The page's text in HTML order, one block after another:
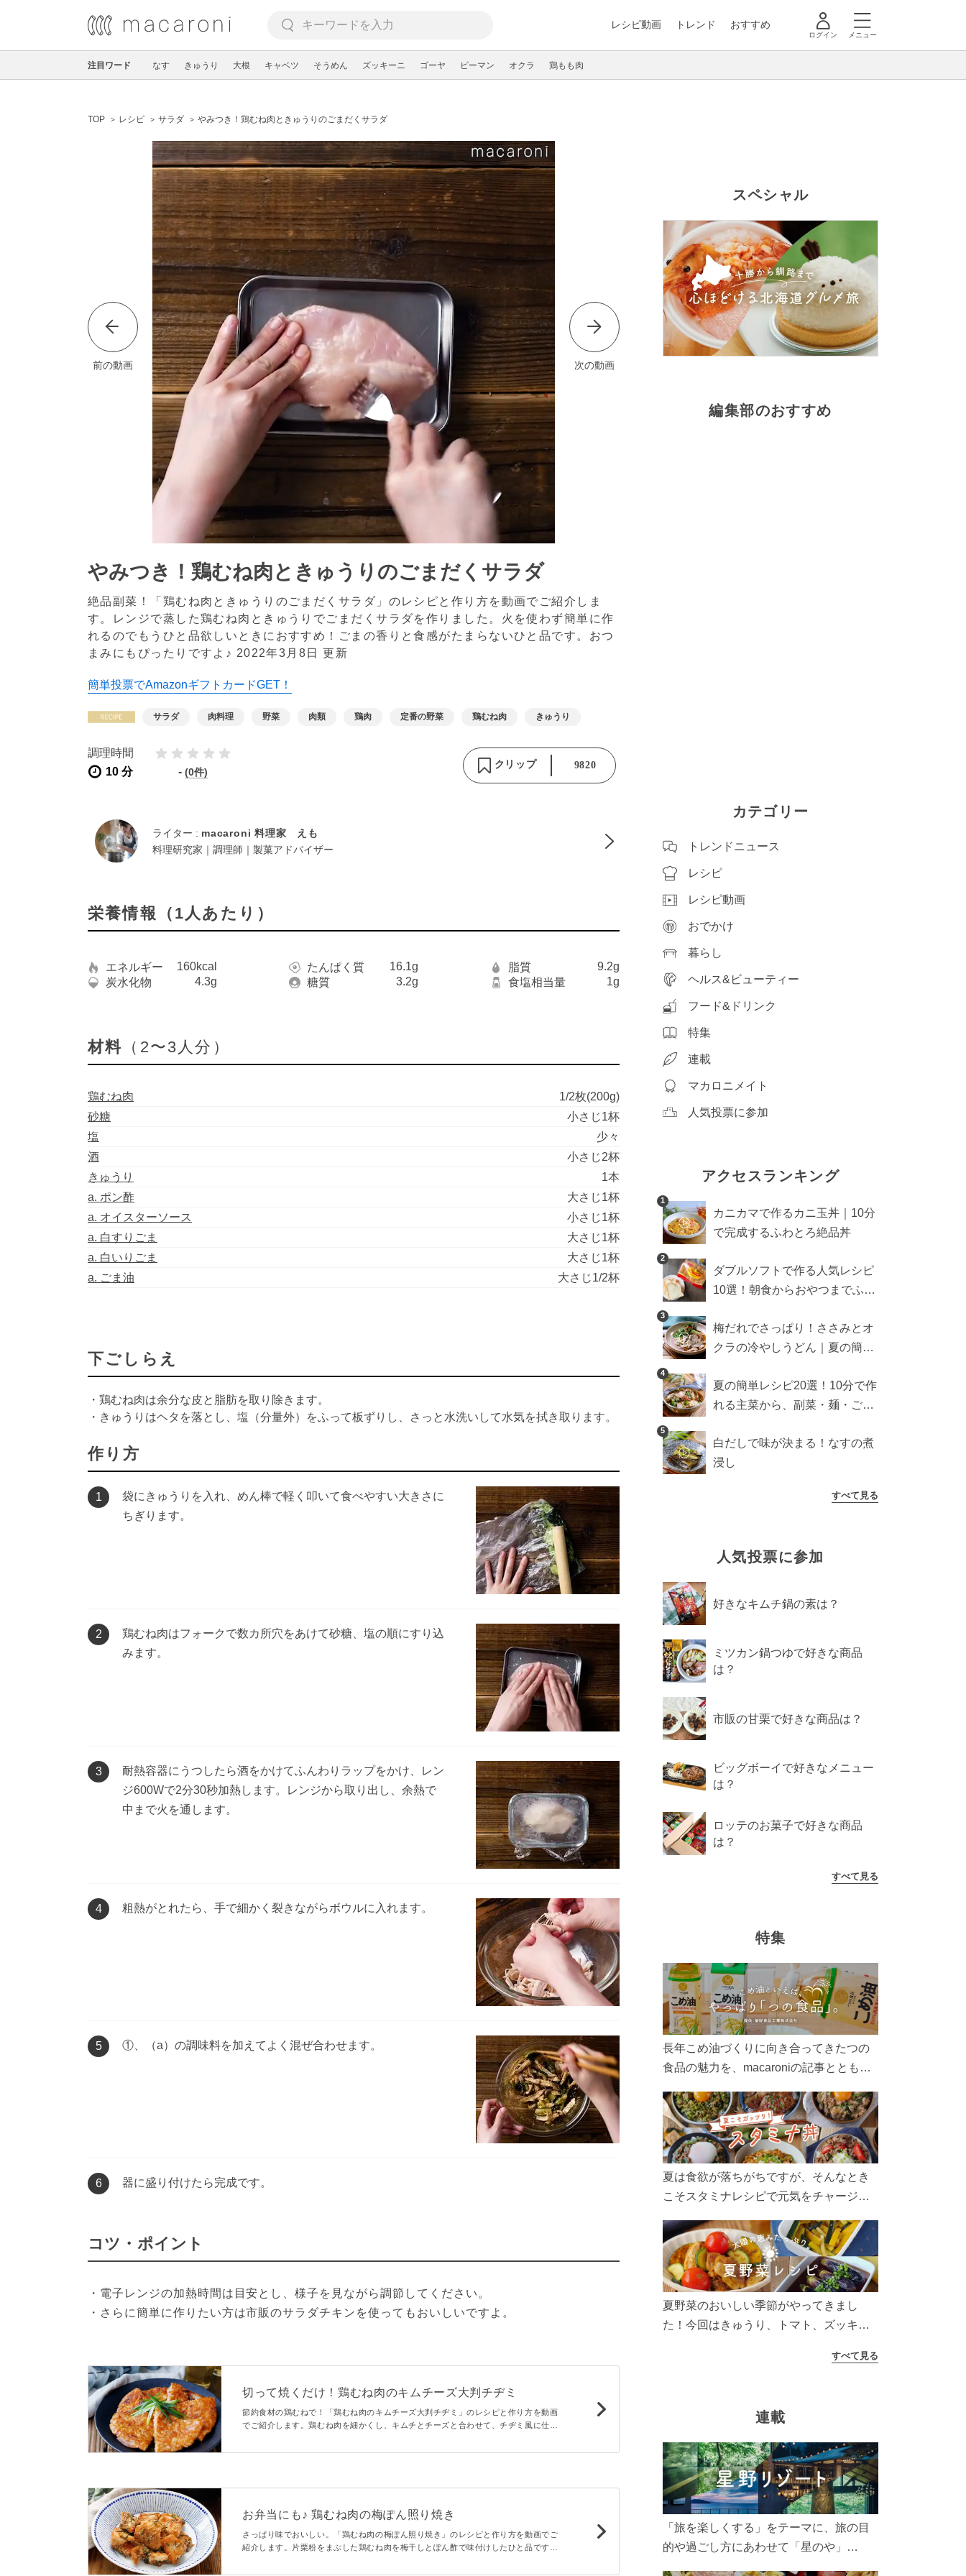
レシピ動画 トレンド おすすめ
ログイン メニュー
注目ワード なす きゅうり 大根 キャベツ そうめん ズッキーニ ゴーヤ ピーマン オクラ 鶏もも肉
TOP レシピ サラダ やみつき！鶏むね肉ときゅうりのごまだくサラダ
前の動画 次の動画
やみつき！鶏むね肉ときゅうりのごまだくサラダ
絶品副菜！「鶏むね肉ときゅうりのごまだくサラダ」のレシピと作り方を動画でご紹介しま
す。レンジで蒸した鶏むね肉ときゅうりでごまだくサラダを作りました。火を使わず簡単に作
れるのでもうひと品欲しいときにおすすめ！ごまの香りと食感がたまらないひと品です。おつ
まみにもぴったりですよ♪ 2022年3月8日 更新
簡単投票でAmazonギフトカードGET！
サラダ 肉料理 野菜 肉類 鶏肉 定番の野菜 鶏むね肉 きゅうり
調理時間
10 分
- (0件)
クリップ 9820
ライター : macaroni 料理家 えも
料理研究家｜調理師｜製菓アドバイザー
栄養情報（1人あたり）
エネルギー 160kcal たんぱく質 16.1g 脂質
9.2g
炭水化物
4.3g 糖質 3.2g 食塩相当量 1g
材料 （2〜3人分）
鶏むね肉
1/2枚(200g)
砂糖
小さじ1杯
塩
少々
酒
小さじ2杯
きゅうり
1本
a. ポン酢
大さじ1杯
a. オイスターソース
小さじ1杯
a. 白すりごま
大さじ1杯
a. 白いりごま
大さじ1杯
a. ごま油
大さじ1/2杯
下ごしらえ
・鶏むね肉は余分な皮と脂肪を取り除きます。
・きゅうりはヘタを落とし、塩（分量外）をふって板ずりし、さっと水洗いして水気を拭き取ります。
作り方
1
袋にきゅうりを入れ、めん棒で軽く叩いて食べやすい大きさに
ちぎります。
2
鶏むね肉はフォークで数カ所穴をあけて砂糖、塩の順にすり込
みます。
3
耐熱容器にうつしたら酒をかけてふんわりラップをかけ、レン
ジ600Wで2分30秒加熱します。レンジから取り出し、余熱で
中まで火を通します。
4 粗熱がとれたら、手で細かく裂きながらボウルに入れます。
5 ①、（a）の調味料を加えてよく混ぜ合わせます。
6 器に盛り付けたら完成です。
コツ・ポイント
・電子レンジの加熱時間は目安とし、様子を見ながら調節してください。
・さらに簡単に作りたい方は市販のサラダチキンを使ってもおいしいですよ。
切って焼くだけ！鶏むね肉のキムチーズ大判チヂミ
節約食材の鶏むねで！「鶏むね肉のキムチーズ大判チヂミ」のレシピと作り方を動画
でご紹介します。鶏むね肉を細かくし、キムチとチーズと合わせて、チヂミ風に仕上
群！フライパンごと食卓に出しても映えるひと品です。
お弁当にも♪ 鶏むね肉の梅ぽん照り焼き
さっぱり味でおいしい。「鶏むね肉の梅ぽん照り焼き」のレシピと作り方を動画でご
紹介します。片栗粉をまぶした鶏むね肉を梅干しとぽん酢で味付けしたひと品です。
すすめです！
スペシャル
編集部のおすすめ
カテゴリー
トレンドニュース
レシピ
レシピ動画
おでかけ
暮らし
ヘルス&ビューティー
フード&ドリンク
特集
連載
マカロニメイト
人気投票に参加
アクセスランキング
1
カニカマで作るカニ玉丼｜10分
で完成するふわとろ絶品丼
2
ダブルソフトで作る人気レシピ
10選！朝食からおやつまでふん
3
梅だれでさっぱり！ささみとオ
クラの冷やしうどん｜夏の簡単
4
夏の簡単レシピ20選！10分で作
れる主菜から、副菜・麺・ごは
5
白だしで味が決まる！なすの煮
浸し
すべて見る
人気投票に参加
好きなキムチ鍋の素は？
ミツカン鍋つゆで好きな商品
は？
市販の甘栗で好きな商品は？
ビッグボーイで好きなメニュー
は？
ロッテのお菓子で好きな商品
は？
すべて見る
特集
長年こめ油づくりに向き合ってきたつの
食品の魅力を、macaroniの記事とともに
ん、製造現場や品質へのこだわりまで。
こめ油をもっと好きになるコンテンツを
ぜひお楽しみください。
夏は食欲が落ちがちですが、そんなとき
こそスタミナレシピで元気をチャージ！
リ食べて、夏バテを吹き飛ばしましょ
う！
夏野菜のおいしい季節がやってきまし
た！今回はきゅうり、トマト、ズッキー
太陽の光をたっぷりあびた夏野菜は栄養
すべて見る
連載
「旅を楽しくする」をテーマに、旅の目
的や過ごし方にあわせて「星のや」